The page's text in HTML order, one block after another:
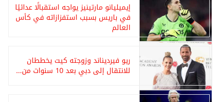
إيميليانو مارتينيز يواجه استقبالًا عدائيًا
في باريس بسبب استفزازاته في كأس
العالم
ريو فيرديناند وزوجته كيت يخططان
للانتقال إلى دبي بعد 10 سنوات من...